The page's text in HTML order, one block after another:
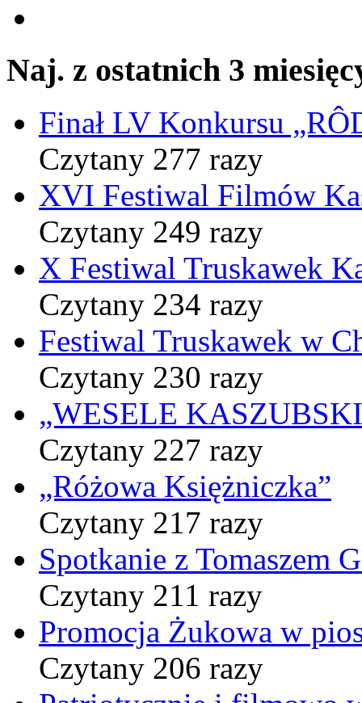
Naj. z ostatnich 3
Finał LV Konkursu
Czytany 277 razy
XVI Festiwal Filmów
Czytany 249 razy
X Festiwal Truskawek
Czytany 234 razy
Festiwal Truskawek w
Czytany 230 razy
„WESELE
Czytany 227 razy
„Różowa Księżniczka”
Czytany 217 razy
Spotkanie z Tomaszem
Czytany 211 razy
Promocja Żukowa w
Czytany 206 razy